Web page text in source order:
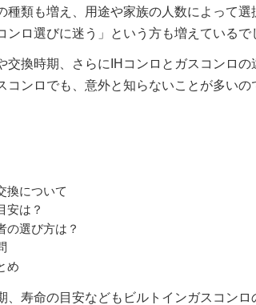
類も増え、用途や家族の人数によって選
ロ選びに迷う」という方も増えているで
交換時期、さらにIHコンロとガスコンロの
コンロでも、意外と知らないことが多いの
換について
安は？
の選び方は？
め
、寿命の目安などもビルトインガスコンロ